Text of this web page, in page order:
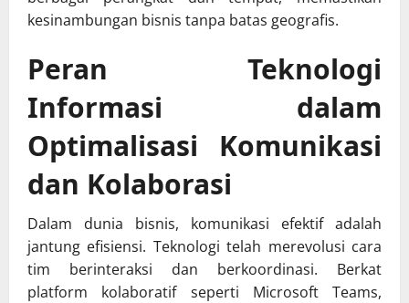
kesinambungan bisnis tanpa batas geografis.
Peran Teknologi
Informasi dalam
Optimalisasi Komunikasi
dan Kolaborasi
Dalam dunia bisnis, komunikasi efektif adalah
jantung efisiensi. Teknologi telah merevolusi cara
tim berinteraksi dan berkoordinasi. Berkat
platform kolaboratif seperti Microsoft Teams,